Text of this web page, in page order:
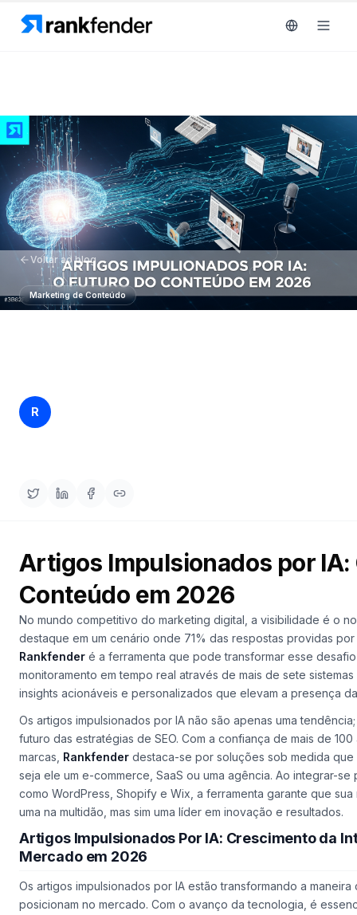
Plataforma
MONITORIZAR
RAIVE
Engine
Rastreamento
de
palavras-
chave
Integrações
ANALISAR
Relatórios
e análises
Soluções
Recursos
Ferramentas
gratuitas
Preços
Free Trial
Voltar ao blog
Marketing de Conteúdo
R
Artigos Impulsionados por IA:
Conteúdo em 2026
No mundo competitivo do marketing digital, a visibilidade é o
destaque em um cenário onde 71% das respostas providas
Rankfender é a ferramenta que pode transformar esse
monitoramento em tempo real através de mais de sete
insights acionáveis e personalizados que elevam a presença
Os artigos impulsionados por IA não são apenas uma
futuro das estratégias de SEO. Com a confiança de mais de
marcas, Rankfender destaca-se por soluções sob medida
seja ele um e-commerce, SaaS ou uma agência. Ao integrar-
como WordPress, Shopify e Wix, a ferramenta garante que sua
uma na multidão, mas sim uma líder em inovação e resultados.
Artigos Impulsionados Por IA: Crescimento da
Mercado em 2026
Os artigos impulsionados por IA estão transformando a maneira
posicionam no mercado. Com o avanço da tecnologia, é